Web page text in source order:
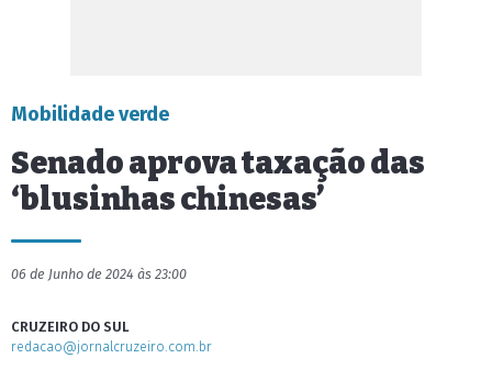
Mobilidade verde
Senado aprova taxação das
‘blusinhas chinesas’
06 de Junho de 2024 às 23:00
CRUZEIRO DO SUL
redacao@jornalcruzeiro.com.br